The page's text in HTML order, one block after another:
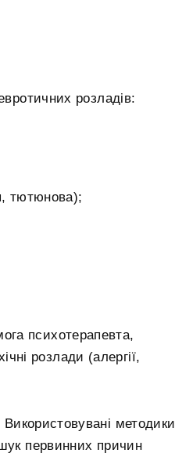
розладів:
тютюнова);
психотерапевта,
розлади (алергії,
методики
первинних причин